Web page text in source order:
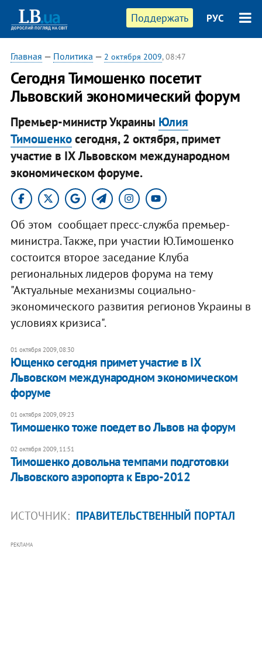
Поддержать РУС
Главная — Политика — 2 октября 2009, 08:47
Сегодня Тимошенко посетит
Львовский экономический форум
Премьер-министр Украины Юлия
Тимошенкосегодня, 2 октября, примет
участие в ІХ Львовском международном
экономическом форуме.
Об этом сообщает пресс-служба премьер-
министра. Также, при участии Ю.Тимошенко
состоится второе заседание Клуба
региональных лидеров форума на тему
"Актуальные механизмы социально-
экономического развития регионов Украины в
условиях кризиса".
01 октября 2009, 08:30
Ющенко сегодня примет участие в IX
Львовском международном экономическом
форуме
01 октября 2009, 09:23
Тимошенко тоже поедет во Львов на форум
02 октября 2009, 11:51
Тимошенко довольна темпами подготовки
Львовского аэропорта к Евро-2012
ИСТОЧНИК: ПРАВИТЕЛЬСТВЕННЫЙ ПОРТАЛ
РЕКЛАМА